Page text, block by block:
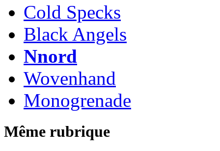
Cold Specks
Black Angels
Nnord
Wovenhand
Monogrenade
Même rubrique